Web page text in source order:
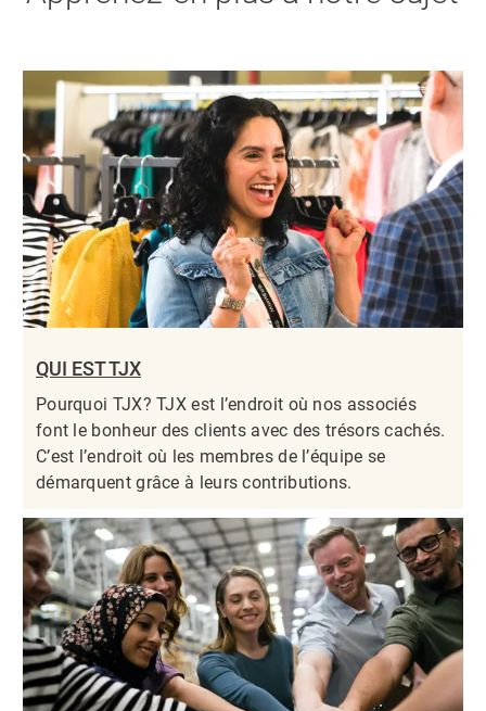
QUI EST TJX
Pourquoi TJX? TJX est l’endroit où nos associés
font le bonheur des clients avec des trésors cachés.
C’est l’endroit où les membres de l’équipe se
démarquent grâce à leurs contributions.​​​​​​​